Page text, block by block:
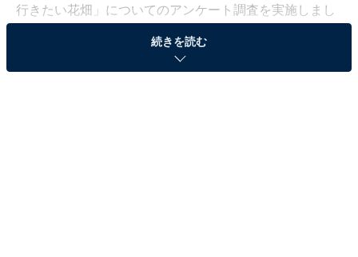
行きたい花畑」についてのアンケート調査を実施しまし
た。今回はその調査結果から、関東地方の「ゴールデン
ウイークに行きたい花畑」ランキングを発表します。
続きを読む